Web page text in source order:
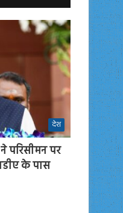
देश
परिसीमन पर
के पास